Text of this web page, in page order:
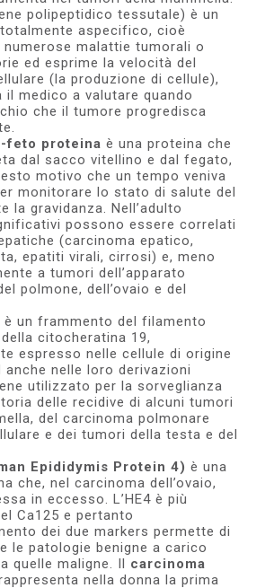
polipeptidico tessutale) è un
aspe­cifico, cioè
numerose malattie tumorali o
ed esprime la velocità del
(la produzione di cellule),
il medico a valutare quando
che il tumore progredisca
feto proteina è una proteina che
dal sacco vitellino e dal fegato,
motivo che un tempo veniva
monitorare lo stato di salute del
la gravidanza. Nell’adulto
possono essere correlati
(carcinoma epatico,
epatiti virali, cirrosi) e, meno
a tumori dell’apparato
polmone, dell’ovaio e del
è un frammento del filamento
citocheratina 19,
espresso nelle cellule di origine
anche nelle loro derivazioni
utilizzato per la sorveglianza
delle recidive di alcuni tumori
del carcinoma polmonare
e dei tumori della testa e del
Epididymis Protein 4) è una
che, nel carcinoma dell’ovaio,
in eccesso. L’HE4 è più
Ca125 e pertanto
dei due markers permette di
le patologie benigne a carico
quelle maligne. Il carcinoma
nella donna la prima